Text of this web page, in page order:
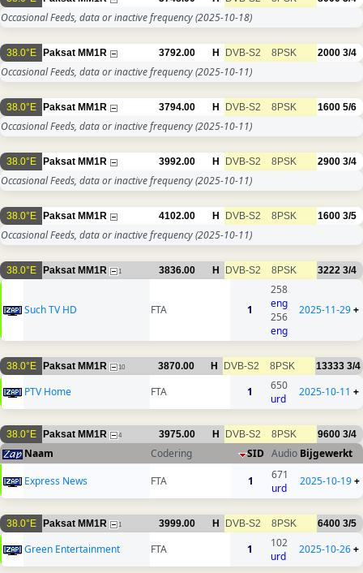
Occasional Feeds, data or inactive frequency(2025-10-18)
38.0°E Paksat MM1R 3792.00 H DVB-S2 8PSK 2000 3/4
Occasional Feeds, data or inactive frequency(2025-10-11)
38.0°E Paksat MM1R 3794.00 H DVB-S2 8PSK 1600 5/6
Occasional Feeds, data or inactive frequency(2025-10-11)
38.0°E Paksat MM1R 3992.00 H DVB-S2 8PSK 2900 3/4
Occasional Feeds, data or inactive frequency(2025-10-11)
38.0°E Paksat MM1R 4102.00 H DVB-S2 8PSK 1600 3/5
Occasional Feeds, data or inactive frequency(2025-10-11)
38.0°E Paksat MM1R 1 3836.00 H DVB-S2 8PSK 3222 3/4
Such TV HD FTA 1
258
eng
256
eng
2025-11-29+
38.0°E Paksat MM1R 10 3870.00 H DVB-S2 8PSK 13333 3/4
PTV Home FTA 1
650
urd
2025-10-11 +
38.0°E Paksat MM1R 4 3975.00 H DVB-S2 8PSK 9600 3/4
Naam Codering SID Audio Bijgewerkt
Express News
FTA 1
671
urd
2025-10-19+
38.0°E Paksat MM1R 1 3999.00 H DVB-S2 8PSK 6400 3/5
Green Entertainment FTA 1
102
urd
2025-10-26+